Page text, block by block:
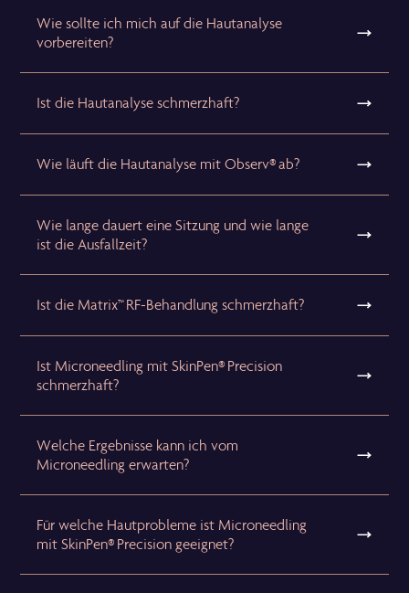
Wie sollte ich mich auf die Hautanalyse
vorbereiten?
Ist die Hautanalyse schmerzhaft?
Wie läuft die Hautanalyse mit Observ® ab?
Wie lange dauert eine Sitzung und wie lange
ist die Ausfallzeit?
Ist die Matrix™ RF-Behandlung schmerzhaft?
Ist Microneedling mit SkinPen® Precision
schmerzhaft?
Welche Ergebnisse kann ich vom
Microneedling erwarten?
Für welche Hautprobleme ist Microneedling
mit SkinPen® Precision geeignet?